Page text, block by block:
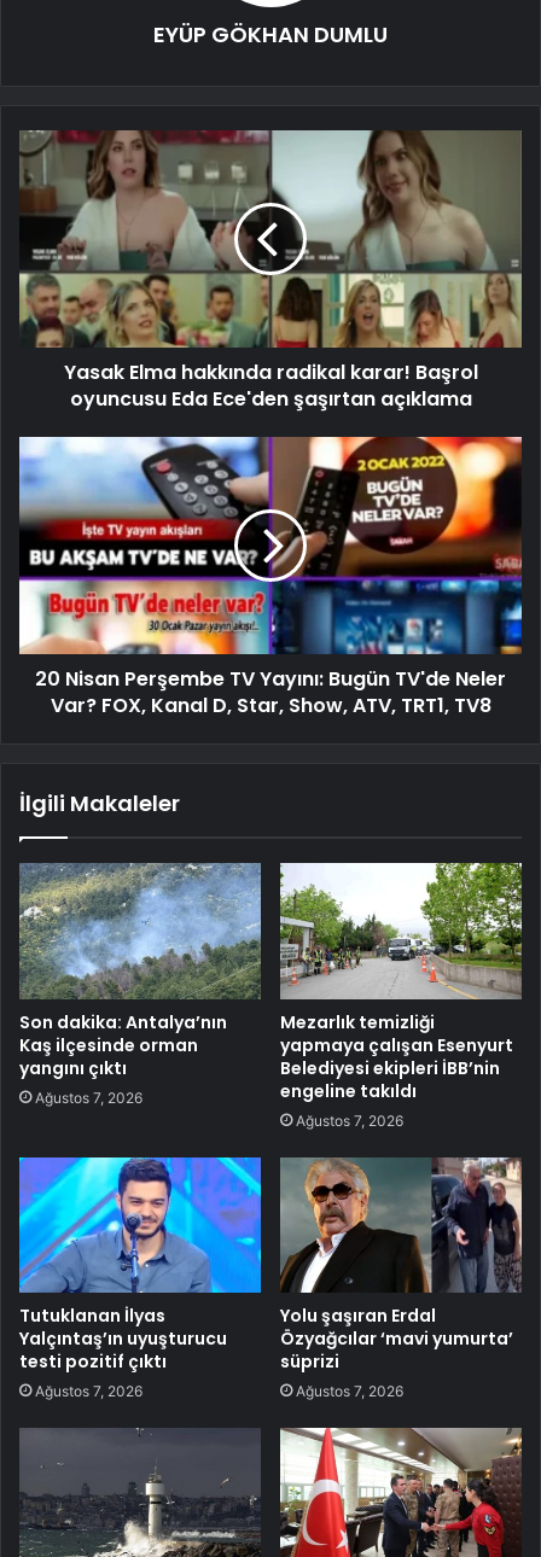
EYÜP GÖKHAN DUMLU
Yasak Elma hakkında radikal karar! Başrol
oyuncusu Eda Ece'den şaşırtan açıklama
20 Nisan Perşembe TV Yayını: Bugün TV'de Neler
Var? FOX, Kanal D, Star, Show, ATV, TRT1, TV8
İlgili Makaleler
Son dakika: Antalya’nın
Kaş ilçesinde orman
yangını çıktı
Ağustos 7, 2026
Mezarlık temizliği
yapmaya çalışan Esenyurt
Belediyesi ekipleri İBB’nin
engeline takıldı
Ağustos 7, 2026
Tutuklanan İlyas
Yalçıntaş’ın uyuşturucu
testi pozitif çıktı
Ağustos 7, 2026
Yolu şaşıran Erdal
Özyağcılar ‘mavi yumurta’
süprizi
Ağustos 7, 2026